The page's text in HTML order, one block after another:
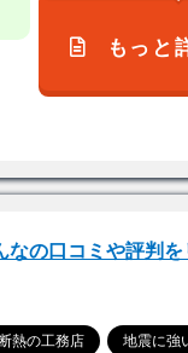
もっと
の口コミや評判を
熱の工務店 地震に強